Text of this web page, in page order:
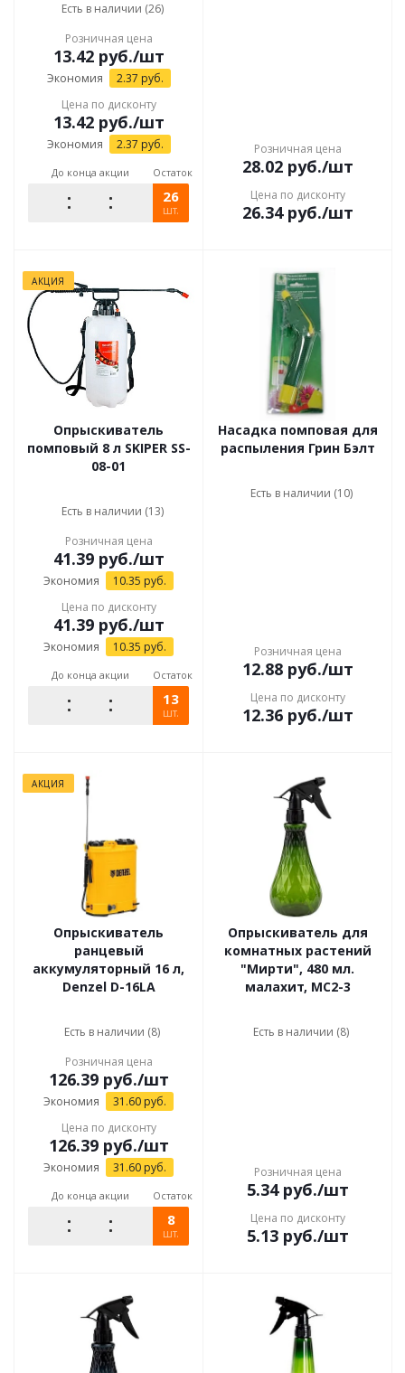
Есть в наличии (26)
Розничная цена
13.42руб./шт
Экономия 2.37 руб.
Цена по дисконту
13.42руб./шт
Экономия 2.37 руб.
До конца акции Остаток
26
шт.
Розничная цена
28.02руб./шт
Цена по дисконту
26.34руб./шт
АКЦИЯ
Опрыскиватель
помповый 8 л SKIPER SS-
08-01
Есть в наличии (13)
Розничная цена
41.39руб./шт
Экономия 10.35 руб.
Цена по дисконту
41.39руб./шт
Экономия 10.35 руб.
До конца акции Остаток
13
шт.
Насадка помповая для
распыления Грин Бэлт
Есть в наличии (10)
Розничная цена
12.88руб./шт
Цена по дисконту
12.36руб./шт
АКЦИЯ
Опрыскиватель
ранцевый
аккумуляторный 16 л,
Denzel D-16LA
Есть в наличии (8)
Розничная цена
126.39руб./шт
Экономия 31.60 руб.
Цена по дисконту
126.39руб./шт
Экономия 31.60 руб.
До конца акции Остаток
8
шт.
Опрыскиватель для
комнатных растений
"Мирти", 480 мл.
малахит, MС2-3
Есть в наличии (8)
Розничная цена
5.34руб./шт
Цена по дисконту
5.13руб./шт